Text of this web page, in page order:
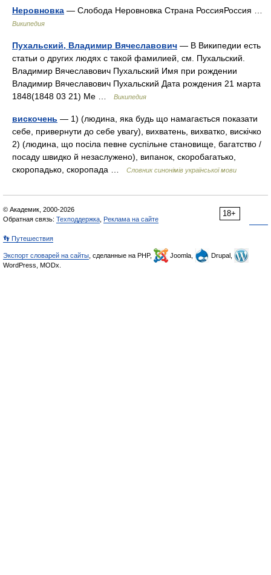
Неровновка — Слобода Неровновка Страна РоссияРоссия …
Википедия
Пухальский, Владимир Вячеславович — В Википедии есть
статьи о других людях с такой фамилией, см. Пухальский.
Владимир Вячеславович Пухальский Имя при рождении
Владимир Вячеславович Пухальский Дата рождения 21 марта
1848(1848 03 21) Ме …
Википедия
вискочень — 1) (людина, яка будь що намагається показати
себе, привернути до себе увагу), вихватень, вихватко, вискічко
2) (людина, що посіла певне суспільне становище, багатство /
посаду швидко й незаслужено), випанок, скоробагатько,
скоропадько, скоропада …
Словник синонімів української мови
18+
© Академик, 2000-2026
Обратная связь: Техподдержка Реклама на сайте
👣 Путешествия
Экспорт словарей на сайты , сделанные на PHP, Joomla,
Drupal,
WordPress, MODx.